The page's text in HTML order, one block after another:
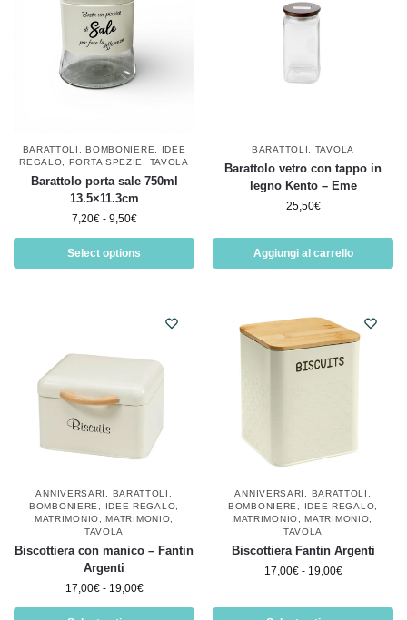
BARATTOLI ,BOMBONIERE
IDEE
REGALO
PORTA SPEZIE TAVOLA
Barattolo porta sale 750ml
13.5×11.3cm
7,20€ - 9,50€
Select options
BARATTOLI TAVOLA
Barattolo vetro con tappo in
legno Kento – Eme
25,50€
Aggiungi al carrello
ANNIVERSARI BARATTOLI
BOMBONIERE
IDEE REGALO
MATRIMONIO ,MATRIMONIO
TAVOLA
Biscottiera con manico – Fantin
Argenti
17,00€ - 19,00€
ANNIVERSARI BARATTOLI
BOMBONIERE
IDEE REGALO
MATRIMONIO ,MATRIMONIO
TAVOLA
Biscottiera Fantin Argenti
17,00€ - 19,00€